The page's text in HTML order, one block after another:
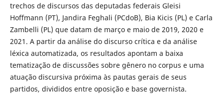
trechos de discursos das deputadas federais Gleisi
Hoffmann (PT), Jandira Feghali (PCdoB), Bia Kicis (PL) e Carla
Zambelli (PL) que datam de março e maio de 2019, 2020 e
2021. A partir da análise do discurso crítica e da análise
léxica automatizada, os resultados apontam a baixa
tematização de discussões sobre gênero no corpus e uma
atuação discursiva próxima às pautas gerais de seus
partidos, divididos entre oposição e base governista.